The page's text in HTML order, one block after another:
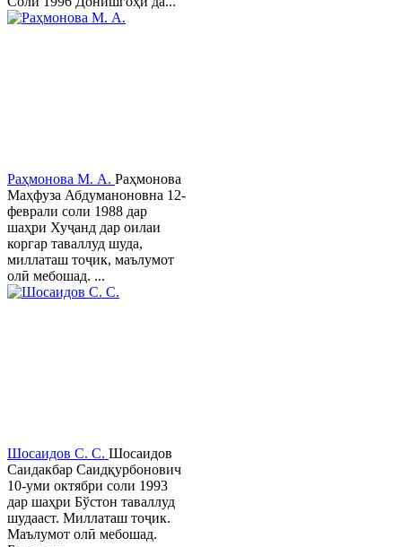
Раҳмонова М. А. Раҳмонова
Маҳфуза Абдуманоновна 12-
феврали соли 1988 дар
шаҳри Хуҷанд дар оилаи
коргар таваллуд шуда,
миллаташ тоҷик, маълумот
олӣ мебошад. ...
Шосаидов С. С. Шосаидов
Саидакбар Саидқурбонович
10-уми октябри соли 1993
дар шаҳри Бўстон таваллуд
шудааст. Миллаташ тоҷик.
Маълумот олӣ мебошад.